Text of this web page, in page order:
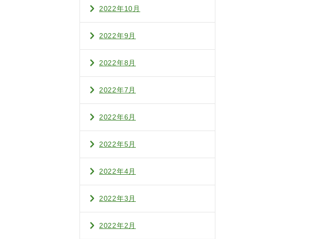
2022年10月
2022年9月
2022年8月
2022年7月
2022年6月
2022年5月
2022年4月
2022年3月
2022年2月